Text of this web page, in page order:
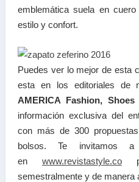
emblemática suela en
estilo y confort.
Puedes ver lo mejor de esta
esta en los editoriales
AMERICA Fashion,
información exclusiva del
con más de 300
bolsos. Te invitamos
en www.revistastyle.co
semestralmente y de manera